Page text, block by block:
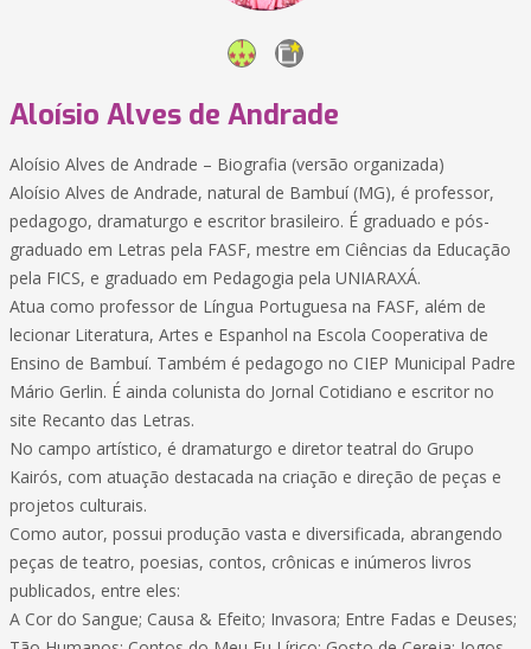
Aloísio Alves de Andrade
Aloísio Alves de Andrade – Biografia (versão organizada)
Aloísio Alves de Andrade, natural de Bambuí (MG), é professor,
pedagogo, dramaturgo e escritor brasileiro. É graduado e pós-
graduado em Letras pela FASF, mestre em Ciências da Educação
pela FICS, e graduado em Pedagogia pela UNIARAXÁ.
Atua como professor de Língua Portuguesa na FASF, além de
lecionar Literatura, Artes e Espanhol na Escola Cooperativa de
Ensino de Bambuí. Também é pedagogo no CIEP Municipal Padre
Mário Gerlin. É ainda colunista do Jornal Cotidiano e escritor no
site Recanto das Letras.
No campo artístico, é dramaturgo e diretor teatral do Grupo
Kairós, com atuação destacada na criação e direção de peças e
projetos culturais.
Como autor, possui produção vasta e diversificada, abrangendo
peças de teatro, poesias, contos, crônicas e inúmeros livros
publicados, entre eles:
A Cor do Sangue; Causa & Efeito; Invasora; Entre Fadas e Deuses;